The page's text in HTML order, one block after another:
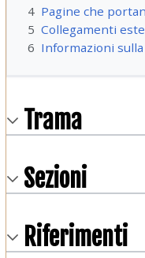
4 Pagine che
5 Collegamenti
6 Informazioni
Trama
Sezioni
Riferimenti